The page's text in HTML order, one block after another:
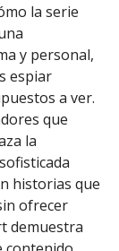
la serie
y personal,
espiar
a ver.
que
la
historias que
ofrecer
demuestra